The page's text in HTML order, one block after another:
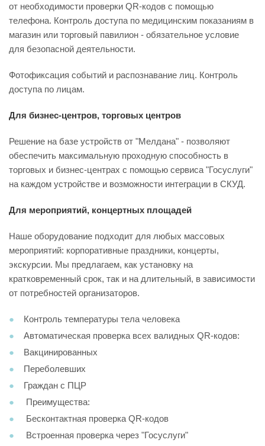
от необходимости проверки QR-кодов с помощью
телефона. Контроль доступа по медицинским показаниям в
магазин или торговый павилион - обязательное условие
для безопасной деятельности.
Фотофиксация событий и распознавание лиц. Контроль
доступа по лицам.
Для бизнес-центров, торговых центров
Решение на базе устройств от "Мелдана" - позволяют
обеспечить максимальную проходную способность в
торговых и бизнес-центрах с помощью сервиса "Госуслуги"
на каждом устройстве и возможности интеграции в СКУД.
Для мероприятий, концертных площадей
Наше оборудование подходит для любых массовых
мероприятий: корпоративные праздники, концерты,
экскурсии. Мы предлагаем, как установку на
кратковременный срок, так и на длительный, в зависимости
от потребностей организаторов.
Контроль температуры тела человека
Автоматическая проверка всех валидных QR-кодов:
Вакцинированных
Переболевших
Граждан с ПЦР
Преимущества:
Бесконтактная проверка QR-кодов
Встроенная проверка через "Госуслуги"